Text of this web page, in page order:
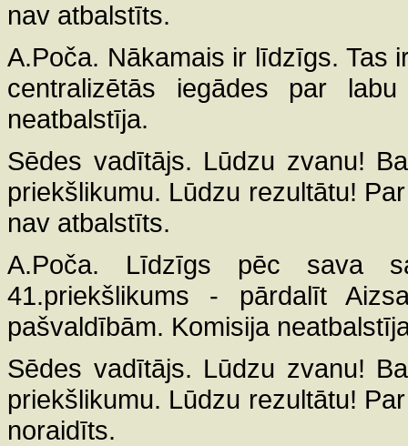
nav atbalstīts.
A.Poča. Nākamais ir līdzīgs. Tas
centralizētās iegādes par labu
neatbalstīja.
Sēdes vadītājs. Lūdzu zvanu!
priekšlikumu. Lūdzu rezultātu!
nav atbalstīts.
A.Poča. Līdzīgs pēc sava
41.priekšlikums - pārdalīt
pašvaldībām. Komisija
Sēdes vadītājs. Lūdzu zvanu!
priekšlikumu. Lūdzu rezultātu!
noraidīts.